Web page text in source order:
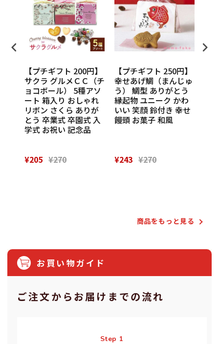
【プチギフト 200円】
サクラ グルメＣＣ（チ
ョコボール） 5種アソ
ート 箱入り おしゃれ
リボン さくら ありが
とう 卒業式 卒園式 入
学式 お祝い 記念品
¥205 ¥270
【プチギフト 250円】
幸せあげ鯛（まんじゅ
う） 鯛型 ありがとう
縁起物 ユニーク かわ
いい 笑顔 鈴付き 幸せ
饅頭 お菓子 和風
¥243 ¥270
商品をもっと⾒る
お買い物ガイド
ご注⽂からお届けまでの流れ
Step 1